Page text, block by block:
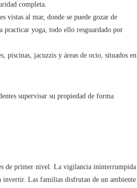
completa.
vistas al mar, donde se puede gozar de
practicar yoga, todo ello resguardado por
piscinas, jacuzzis y áreas de ocio, situados en
supervisar su propiedad de forma
de primer nivel. La vigilancia ininterrumpida
invertir. Las familias disfrutan de un ambiente